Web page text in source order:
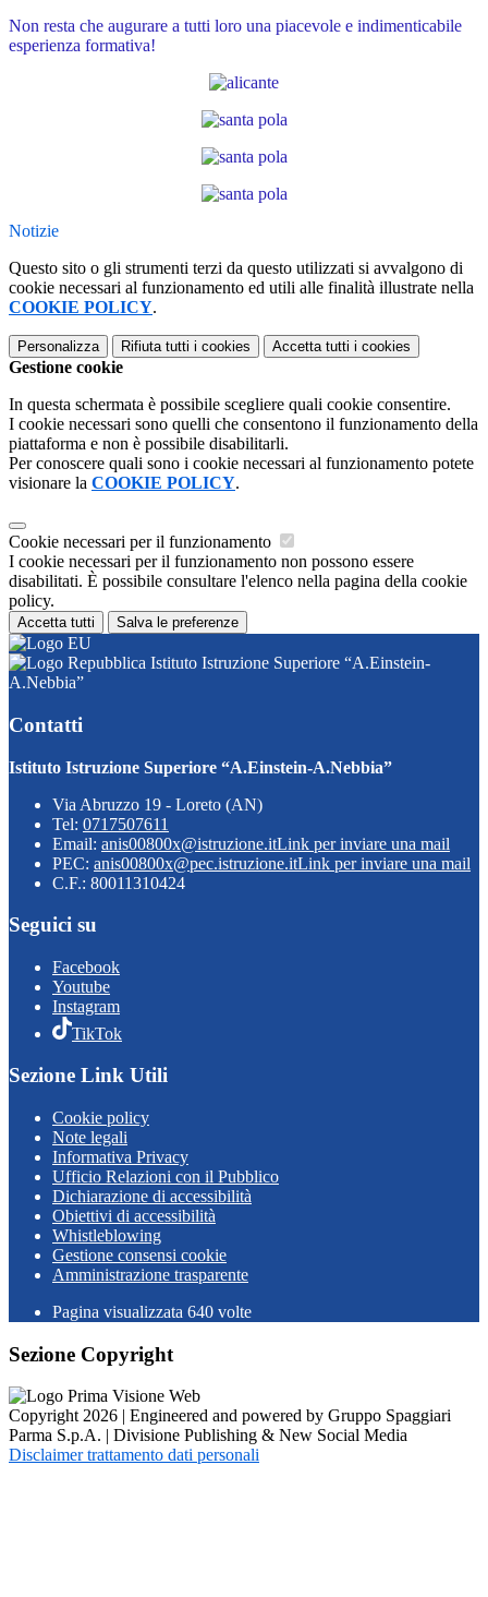
Non resta che augurare a tutti loro una piacevole e indimenticabile
esperienza formativa!
Notizie
Questo sito o gli strumenti terzi da questo utilizzati si avvalgono di
cookie necessari al funzionamento ed utili alle finalità illustrate nella
COOKIE POLICY.
Personalizza Rifiuta tutti i cookies Accetta tutti i cookies
Gestione cookie
In questa schermata è possibile scegliere quali cookie consentire.
I cookie necessari sono quelli che consentono il funzionamento della
piattaforma e non è possibile disabilitarli.
Per conoscere quali sono i cookie necessari al funzionamento potete
visionare la COOKIE POLICY.
Cookie necessari per il funzionamento
I cookie necessari per il funzionamento non possono essere
disabilitati. È possibile consultare l'elenco nella pagina della cookie
policy.
Accetta tutti Salva le preferenze
Istituto Istruzione Superiore “A.Einstein-
A.Nebbia”
Contatti
Istituto Istruzione Superiore “A.Einstein-A.Nebbia”
Via Abruzzo 19 - Loreto (AN)
Tel: 0717507611
Email: anis00800x@istruzione.itLink per inviare una mail
PEC: anis00800x@pec.istruzione.itLink per inviare una mail
C.F.: 80011310424
Seguici su
Facebook
Youtube
Instagram
TikTok
Sezione Link Utili
Cookie policy
Note legali
Informativa Privacy
Ufficio Relazioni con il Pubblico
Dichiarazione di accessibilità
Obiettivi di accessibilità
Whistleblowing
Gestione consensi cookie
Amministrazione trasparente
Pagina visualizzata 640 volte
Sezione Copyright
Copyright 2026 | Engineered and powered by Gruppo Spaggiari
Parma S.p.A. | Divisione Publishing & New Social Media
Disclaimer trattamento dati personali